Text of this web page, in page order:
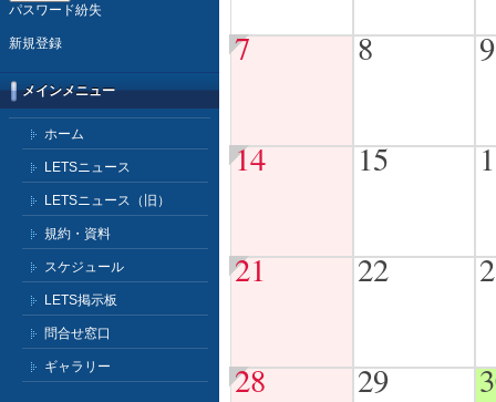
パスワード紛失
新規登録
メインメニュー
ホーム
LETSニュース
LETSニュース（旧）
規約・資料
スケジュール
LETS掲示板
問合せ窓口
ギャラリー
7 8 9
14 15
21 22
28 29